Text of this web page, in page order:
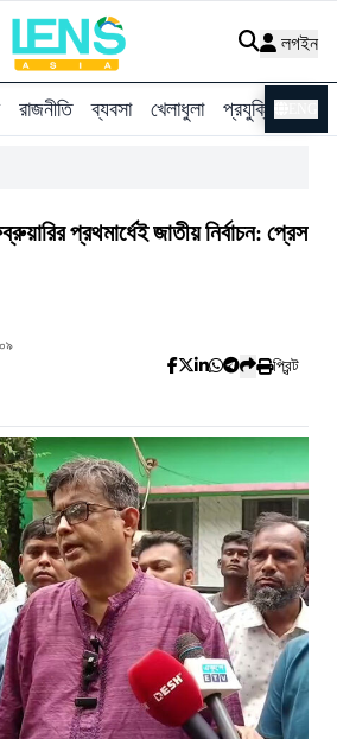
লগইন
রাজনীতি ব্যবসা খেলাধুলা প্রযুক্তি
প্রথমার্ধেই জাতীয় নির্বাচন: প্রেস
প্রিন্ট